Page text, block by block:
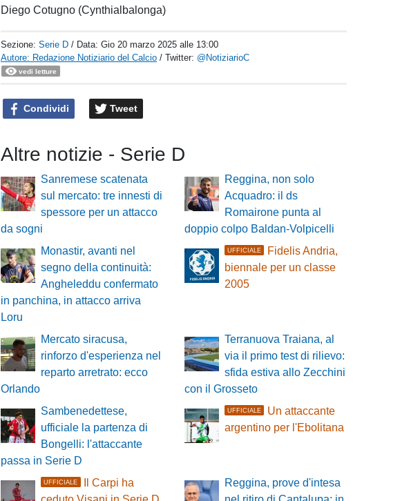
Diego Cotugno (Cynthialbalonga)
Sezione:Serie D / Data:Gio 20 marzo 2025 alle 13:00
Autore: Redazione Notiziario del Calcio / Twitter: @NotiziarioC
vedi letture
Condividi Tweet
Altre notizie - Serie D
Sanremese scatenata
sul mercato: tre innesti di
spessore per un attacco
da sogni
Reggina, non solo
Acquadro: il ds
Romairone punta al
doppio colpo Baldan-Volpicelli
Monastir, avanti nel
segno della continuità:
Angheleddu confermato
in panchina, in attacco arriva
Loru
UFFICIALE
Fidelis Andria,
biennale per un classe
2005
Mercato siracusa,
rinforzo d'esperienza nel
reparto arretrato: ecco
Orlando
Terranuova Traiana, al
via il primo test di rilievo:
sfida estiva allo Zecchini
con il Grosseto
Sambenedettese,
ufficiale la partenza di
Bongelli: l'attaccante
passa in Serie D
UFFICIALE
Un attaccante
argentino per l'Ebolitana
UFFICIALE
Il Carpi ha
Reggina, prove d'intesa